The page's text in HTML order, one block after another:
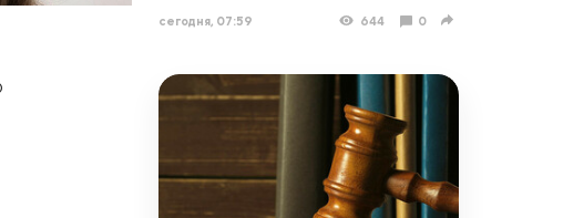
сегодня, 07:59 644 0